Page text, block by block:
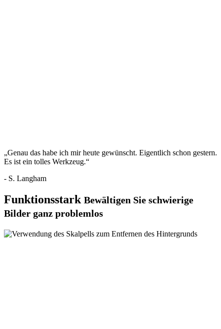
„Genau das habe ich mir heute gewünscht. Eigentlich schon gestern.
Es ist ein tolles Werkzeug.“
- S. Langham
Funktionsstark Bewältigen Sie schwierige
Bilder ganz problemlos